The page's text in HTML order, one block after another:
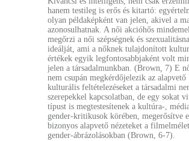
hanem testileg is erős és kitartó:
olyan példaképként van jelen, akivel a
azonosulhatnak. A női akcióhős
megőrzi a női szépségnek és
ideálját, ami a nőknek tulajdonított
értékek egyik legfontosabbjaként volt
jelen a társadalmunkban. (Brown, 7) E
nem csupán megkérdőjelezik az alapvető
kulturális feltételezéseket a társadalmi
szerepekkel kapcsolatban, de egy sokat
típust is megtestesítenek a kultúra-,
gender-kritikusok körében, megerősítve
bizonyos alapvető nézeteket a
gender-ábrázolásokban (Brown, 6-7).